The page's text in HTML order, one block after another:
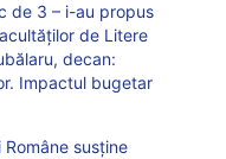
de 3 – i-au propus
de Litere
decan:
Impactul bugetar
susține